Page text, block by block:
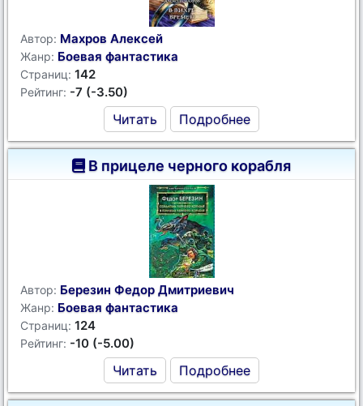
Автор: Махров Алексей
Жанр: Боевая фантастика
Страниц: 142
Рейтинг: -7 (-3.50)
Читать Подробнее
В прицеле черного корабля
Автор: Березин Федор Дмитриевич
Жанр: Боевая фантастика
Страниц: 124
Рейтинг: -10 (-5.00)
Читать Подробнее